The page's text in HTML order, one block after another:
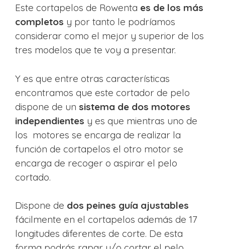
Este cortapelos de Rowenta es de los más
completos y por tanto le podríamos
considerar como el mejor y superior de los
tres modelos que te voy a presentar.
Y es que entre otras características
encontramos que este cortador de pelo
dispone de un sistema de dos motores
independientes y es que mientras uno de
los motores se encarga de realizar la
función de cortapelos el otro motor se
encarga de recoger o aspirar el pelo
cortado.
Dispone de dos peines guía ajustables
fácilmente en el cortapelos además de 17
longitudes diferentes de corte. De esta